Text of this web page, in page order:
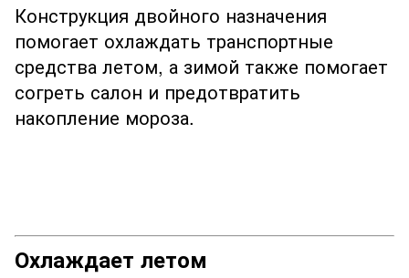
Конструкция двойного назначения
помогает охлаждать транспортные
средства летом, а зимой также помогает
согреть салон и предотвратить
накопление мороза.
Охлаждает летом